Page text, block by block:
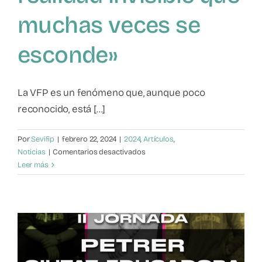
muchas veces se
esconde»
La VFP es un fenómeno que, aunque poco
reconocido, está [...]
PorSevifip | febrero 22, 2024 | 2024,Artículos,
Noticias | Comentarios desactivadosen
Amigó
filio-
parental
es
un
Leer más